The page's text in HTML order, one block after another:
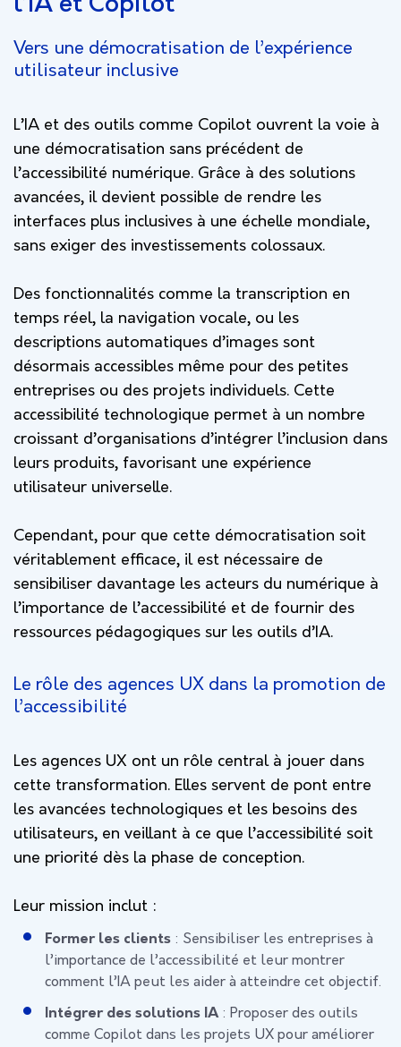
Vers une démocratisation de l’expérience
utilisateur inclusive
L’IA et des outils comme Copilot ouvrent la voie à
une démocratisation sans précédent de
l’accessibilité numérique. Grâce à des solutions
avancées, il devient possible de rendre les
interfaces plus inclusives à une échelle mondiale,
sans exiger des investissements colossaux.
Des fonctionnalités comme la transcription en
temps réel, la navigation vocale, ou les
descriptions automatiques d’images sont
désormais accessibles même pour des petites
entreprises ou des projets individuels. Cette
accessibilité technologique permet à un nombre
croissant d’organisations d’intégrer l’inclusion dans
leurs produits, favorisant une expérience
utilisateur universelle.
Cependant, pour que cette démocratisation soit
véritablement efficace, il est nécessaire de
sensibiliser davantage les acteurs du numérique à
l’importance de l’accessibilité et de fournir des
ressources pédagogiques sur les outils d’IA.
Le rôle des agences UX dans la promotion de
l’accessibilité
Les agences UX ont un rôle central à jouer dans
cette transformation. Elles servent de pont entre
les avancées technologiques et les besoins des
utilisateurs, en veillant à ce que l’accessibilité soit
une priorité dès la phase de conception.
Leur mission inclut :
Former les clients : Sensibiliser les entreprises à
l’importance de l’accessibilité et leur montrer
comment l’IA peut les aider à atteindre cet objectif.
Intégrer des solutions IA: Proposer des outils
comme Copilot dans les projets UX pour améliorer